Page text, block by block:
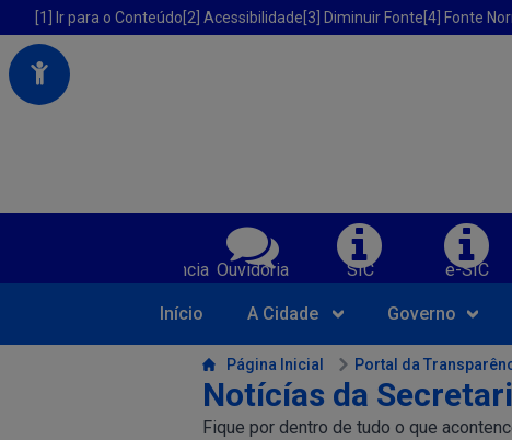
Portal da Prefeitura Municipal de America Dourada-BA
Acessibilidade da Prefeitura de America Dourada-BA
[1] Ir para o Conteúdo [2] Acessibilidade [3] Diminuir Fonte [4] Fonte
Serviços da Prefeitura Municipal de
Transparência Ouvidoria SIC e-SIC
Início A Cidade Governo
Conteúdo da Prefeitura de America Dourada-BA
Página Inicial Portal da
Notícías da
Fique por dentro de tudo o que